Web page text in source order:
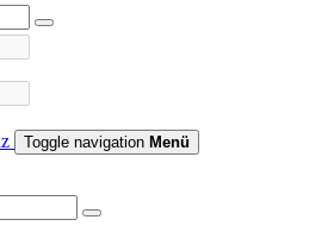
Toggle navigation Menü